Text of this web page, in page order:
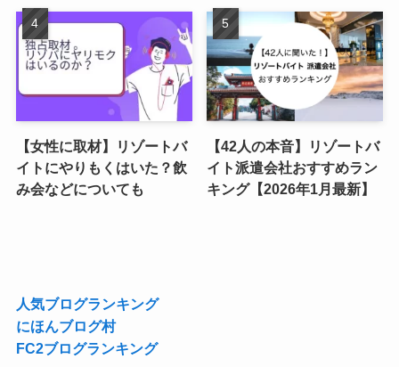
【女性に取材】リゾートバ
イトにやりもくはいた？飲
み会などについても
【42人の本音】リゾートバ
イト派遣会社おすすめラン
キング【2026年1月最新】
人気ブログランキング
にほんブログ村
FC2ブログランキング